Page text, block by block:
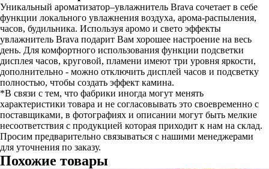
Уникальный ароматизатор–увлажнитель Brava сочетает в себе
функции локального увлажнения воздуха, арома-распыления,
часов, будильника. Используя аромо и свето эффекты
увлажнитель Brava подарит Вам хорошее настроение на весь
день. Для комфортного использования функции подсветки
дисплея часов, круговой, пламени имеют три уровня яркости,
дополнительно - можно отключить дисплей часов и подсветку
полностью, чтобы создать эффект камина.
*В связи с тем, что фабрики иногда могут менять
характеристики товара и не согласовывать это своевременно с
поставщиками, в фотографиях и описании могут быть мелкие
несоответствия с продукцией которая приходит к нам на склад.
Просим предварительно связываться с нашими менеджерами
для уточнения по заказу.
Похожие товары